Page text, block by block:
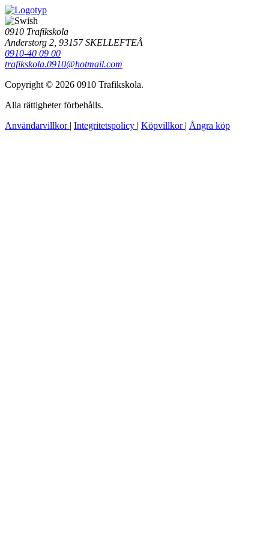
0910 Trafikskola
Anderstorg 2, 93157 SKELLEFTEÅ
0910-40 09 00
trafikskola.0910@hotmail.com
Copyright © 2026 0910 Trafikskola.
Alla rättigheter förbehålls.
Användarvillkor | Integritetspolicy | Köpvillkor | Ångra köp